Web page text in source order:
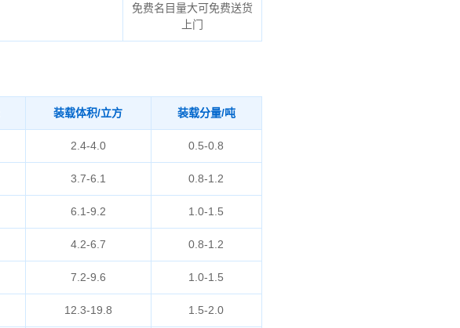
免费名目量大可免费送货
上门
装载体积/立方 装载分量/吨
2.4-4.0 0.5-0.8
3.7-6.1 0.8-1.2
6.1-9.2 1.0-1.5
4.2-6.7 0.8-1.2
7.2-9.6 1.0-1.5
12.3-19.8 1.5-2.0